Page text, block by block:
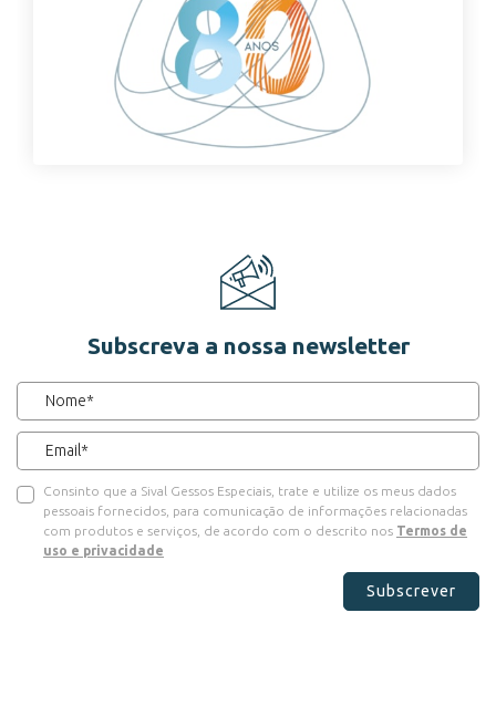
Subscreva a nossa newsletter
Consinto que a Sival Gessos Especiais, trate e utilize os meus dados
pessoais fornecidos, para comunicação de informações relacionadas
com produtos e serviços, de acordo com o descrito nos Termos de
uso e privacidade
Subscrever